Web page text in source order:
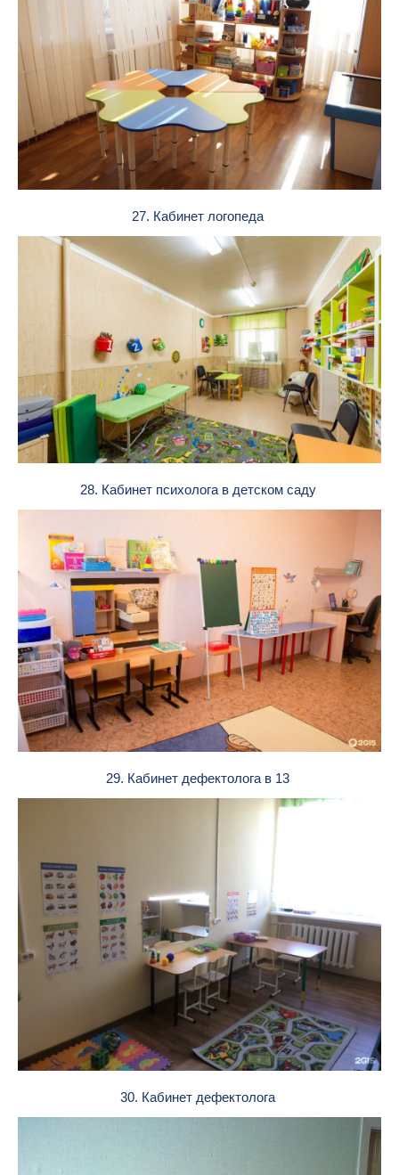
27. Кабинет логопеда
28. Кабинет психолога в детском саду
29. Кабинет дефектолога в 13
30. Кабинет дефектолога